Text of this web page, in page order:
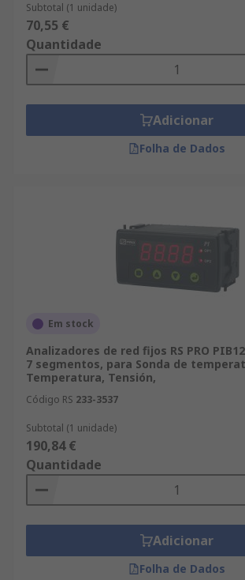
Subtotal (1 unidade)
70,55 €
Quantidade
Adicionar
Folha de Dados
Em stock
Analizadores de red fijos RS PRO
7 segmentos, para Sonda de
Temperatura, Tensión,
Código RS 233-3537
Subtotal (1 unidade)
190,84 €
Quantidade
Adicionar
Folha de Dados